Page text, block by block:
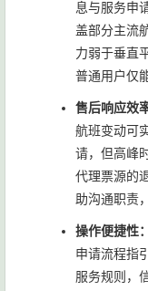
息与服务申
盖部分主流
力弱于垂直
普通用户仅
售后响应效
航班变动可
请，但高峰
代理票源的
助沟通职责
操作便捷性
申请流程指
服务规则，